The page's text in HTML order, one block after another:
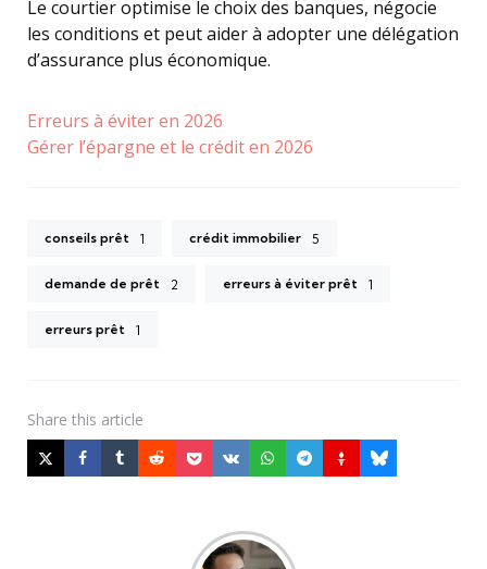
Le courtier optimise le choix des banques, négocie
les conditions et peut aider à adopter une délégation
d’assurance plus économique.
Erreurs à éviter en 2026
Gérer l’épargne et le crédit en 2026
conseils prêt 1 crédit immobilier 5
demande de prêt 2 erreurs à éviter prêt 1
erreurs prêt 1
Share this article